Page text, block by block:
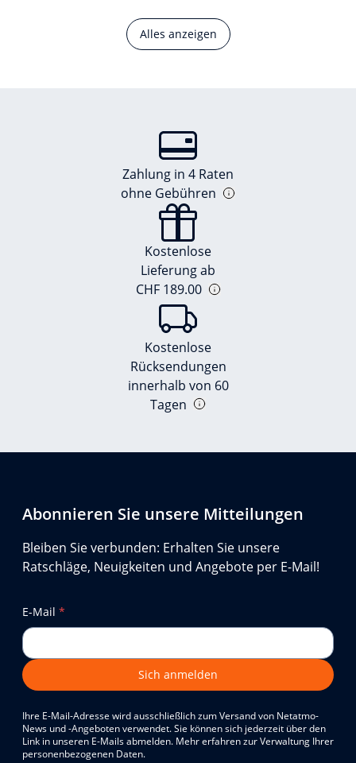
Alles anzeigen
Zahlung in 4 Raten
ohne Gebühren
Kostenlose
Lieferung ab
CHF 189.00
Kostenlose
Rücksendungen
innerhalb von 60
Tagen
Abonnieren Sie unsere Mitteilungen
Bleiben Sie verbunden: Erhalten Sie unsere
Ratschläge, Neuigkeiten und Angebote per E-Mail!
E-Mail *
Sich anmelden
Ihre E-Mail-Adresse wird ausschließlich zum Versand von Netatmo-
News und -Angeboten verwendet. Sie können sich jederzeit über den
Link in unseren E-Mails abmelden. Mehr erfahren zur Verwaltung Ihrer
personenbezogenen Daten.